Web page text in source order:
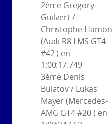
2ème Gregory
Guilvert /
Christophe Hamon
(Audi R8 LMS GT4
#42 ) en
1:00:17.749
3ème Denis
Bulatov / Lukas
Mayer (Mercedes-
AMG GT4 #20 ) en